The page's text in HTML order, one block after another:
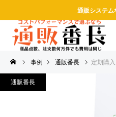
通販システム
事例 通販番長 定期購入
通販番長